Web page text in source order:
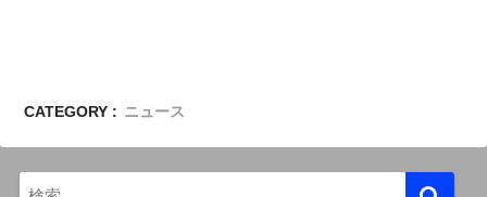
CATEGORY : ニュース